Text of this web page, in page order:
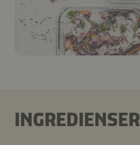
INGREDIENSER